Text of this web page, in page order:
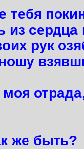
тебя
из
рук
моя
же быть?